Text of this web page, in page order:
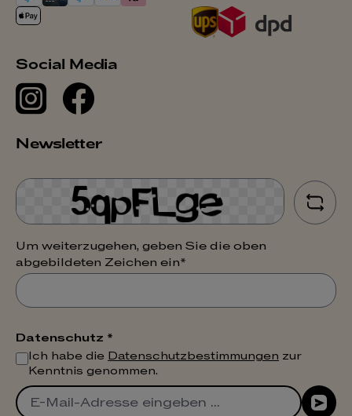
Social Media
Newsletter
Um weiterzugehen, geben Sie die oben
abgebildeten Zeichen ein*
Datenschutz *
Ich habe die Datenschutzbestimmungen zur
Kenntnis genommen.